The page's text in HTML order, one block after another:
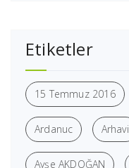
Etiketler
15 Temmuz 2016
Ardanuc Arhavi
Ayşe AKDOĞAN